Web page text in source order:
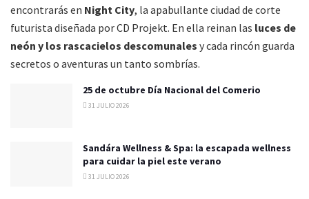
encontrarás en Night City, la apabullante ciudad de corte
futurista diseñada por CD Projekt. En ella reinan las luces de
neón y los rascacielos descomunales y cada rincón guarda
secretos o aventuras un tanto sombrías.
25 de octubre Día Nacional del Comerio
31 JULIO 2026
Sandára Wellness & Spa: la escapada wellness
para cuidar la piel este verano
31 JULIO 2026